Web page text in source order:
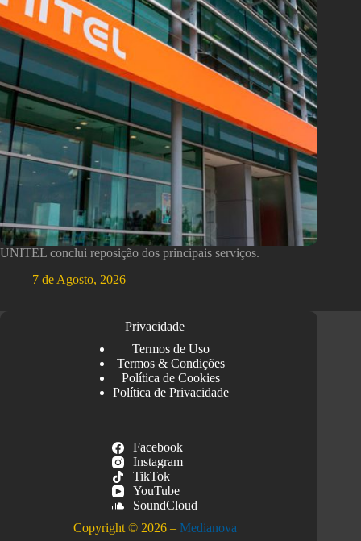
UNITEL conclui reposição dos principais serviços.
7 de Agosto, 2026
Privacidade
Termos de Uso
Termos & Condições
Política de Cookies
Política de Privacidade
Facebook
Instagram
TikTok
YouTube
SoundCloud
Copyright © 2026 – Medianova